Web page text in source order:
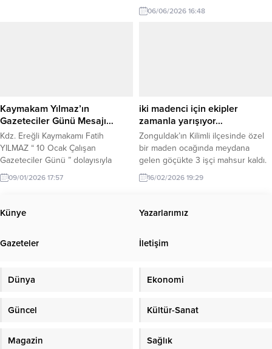
lojmanında ziyaret etti. Geçtiğimiz
ay ameliyat olan ve istirahate
06/06/2026 16:48
Kaymakam Yılmaz’ın
Gazeteciler Günü Mesajı…
Kdz. Ereğli Kaymakamı Fatih
YILMAZ “ 10 Ocak Çalışan
Gazeteciler Günü ” dolayısıyla
mesaj yayınladı. Kaymakam
Yılmaz’ın mesajı şu şekilde:
zamanında bilgilendirilmesi adına;
meslek ahlakı, basın ilkeleri ve
bir sorumluluk bilinciyle görev
Günü’nü en...
09/01/2026 17:57
iki madenci için ekipler
zamanla yarışıyor…
Zonguldak’ın Kilimli ilçesinde özel
bir maden ocağında meydana
gelen göçükte 3 işçi mahsur kaldı.
İşçilerden biri sağ olarak
kurtarılırken, yer altındaki 2
seferber oldu. Zonguldak’ın Kilimli
Bektaş’a (Bektaşlar Firması) ait özel
göçük...
16/02/2026 19:29
Künye Yazarlarımız
Gazeteler İletişim
Dünya Ekonomi
Güncel Kültür-Sanat
Magazin Sağlık